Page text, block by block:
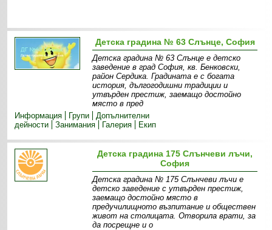
Детска градина № 63 Слънце, София
Детска градина № 63 Слънце е детско
заведение в град София, кв. Бенковски,
район Сердика. Градината е с богата
история, дългогодишни традиции и
утвърден престиж, заемащо достойно
място в пред
Информация
Групи
Допълнителни
дейности
Занимания Галерия Екип
Детска градина 175 Слънчеви лъчи,
София
Детска градина № 175 Слънчеви лъчи e
детско заведение с утвърден престиж,
заемащо достойно място в
предучилищното възпитание и обществен
живот на столицата. Отворила врати, за
да посрещне и о